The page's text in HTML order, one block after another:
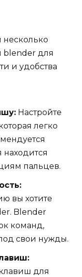
несколько
blender для
и удобства
Настройте
легко
находится
пальцев.
вы хотите
Blender
команд,
свои нужды.
для